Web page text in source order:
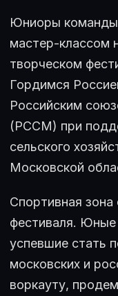
Юниоры команды
мастер-классом
творческом
Гордимся
Российским
(РССМ) при
сельского
Московской
Спортивная зона
фестиваля.
успевшие стать
московских и
воркауту,